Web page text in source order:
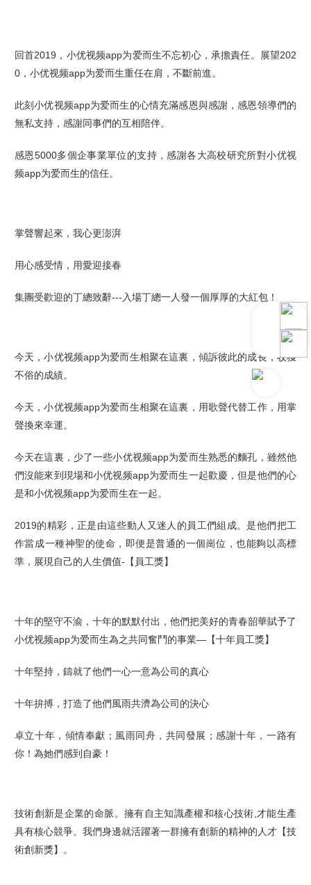
回首2019，小优视频app为爱而生不忘初心，承擔責任。 展望202
0，小优视频app为爱而生重任在肩，不斷前進。
此刻小优视频app为爱而生的心情充滿感恩與感謝，感恩領導們的
無私支持，感謝同事們的互相陪伴。
感恩5000多個企事業單位的支持，感謝各大高校研究所對小优视
频app为爱而生的信任。
掌聲響起來，我心更澎湃
用心感受情，用愛迎接春
集團受歡迎的丁總致辭---入場丁總一人發一個厚厚的大紅包！
今天，小优视频app为爱而生相聚在這裏， 傾訴彼此的成長，收獲
不俗的成績。
今天，小优视频app为爱而生相聚在這裏， 用歌聲代替工作，用掌
聲換來幸運。
今天在這裏，少了一些小优视频app为爱而生熟悉的麵孔，雖然他
們沒能來到現場和小优视频app为爱而生一起歡慶，但是他們的心
是和小优视频app为爱而生在一起。
2019的精彩，正是由這些動人又迷人的員工們組成。是他們把工
作當成一種神聖的使命，即便是普通的一個崗位，也能夠以高標
準，展現自己的人生價值-【員工獎】
十年的堅守不渝，十年的默默付出， 他們把美好的青春韶華賦予了
小优视频app为爱而生為之共同奮鬥的事業—【十年員工獎】
十年堅持，鑄就了他們一心一意為公司的真心
十年拚搏，打造了他們風雨共濟為公司的決心
卓立十年，傾情奉獻；風雨同舟，共同發展；感謝十年，一路有
你！ 為她們感到自豪！
技術創新是企業的命脈。擁有自主知識產權和核心技術,才能生產
具有核心競爭。我們身邊就活躍著一群擁有創 新的精神的人才 【技
術創新獎】。